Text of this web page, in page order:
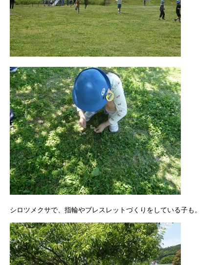
シロツメクサで、指輪やブレスレットづくりをしている子も。